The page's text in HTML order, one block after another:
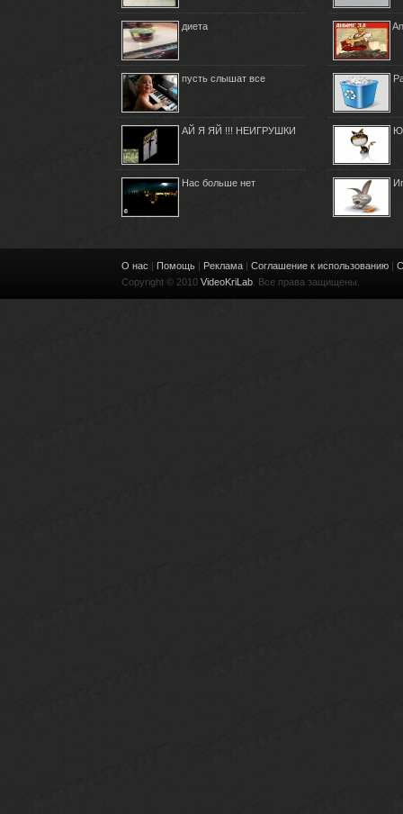
диета
пусть слышат все
АЙ Я ЯЙ !!! НЕИГРУШКИ
Нас больше нет
О нас | Помощь | Реклама | Соглашение к использованию |
Copyright © 2010 VideoKriLab . Все права защищены.